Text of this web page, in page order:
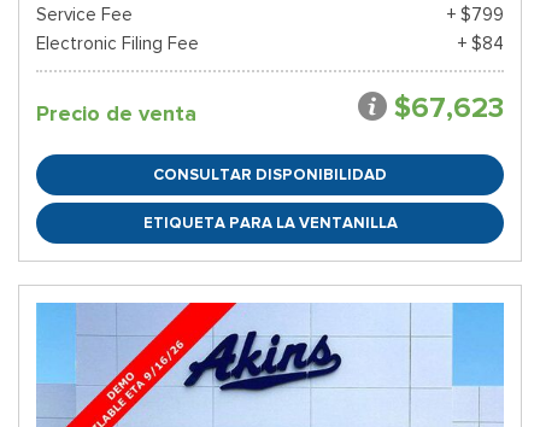
Service Fee
+ $799
Electronic Filing Fee
+ $84
Precio de venta $67,623
CONSULTAR DISPONIBILIDAD
ETIQUETA PARA LA VENTANILLA